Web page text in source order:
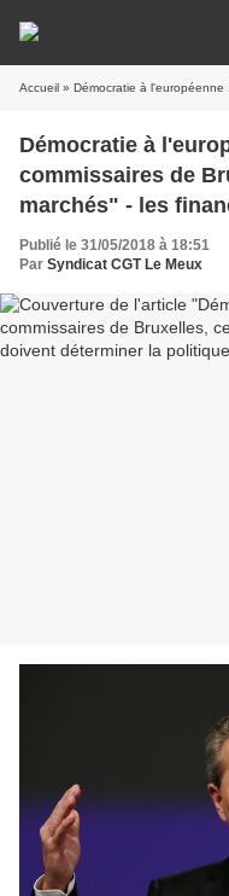
Accueil » Démocratie à l'européenne : pour les commissaires de
Démocratie à
commissaires de
marchés" - les
déterminer la
des citoyens...
Publié le 31/05/2018 à 18:51
Par Syndicat CGT Le Meux